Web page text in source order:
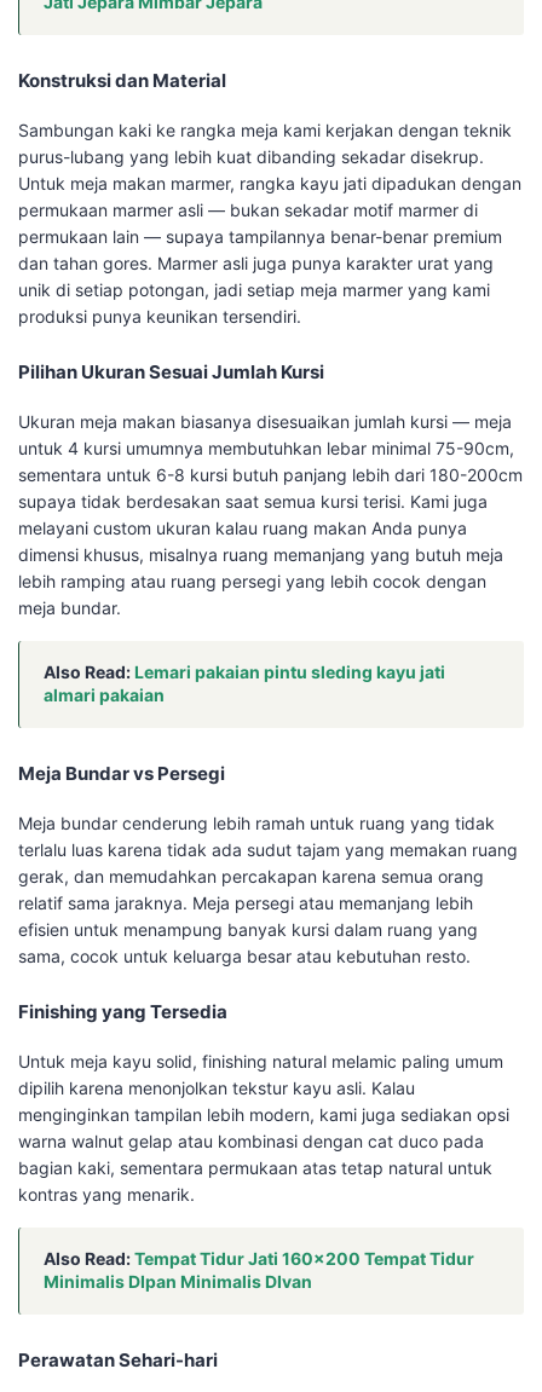
Konstruksi dan Material
Sambungan kaki ke rangka meja kami kerjakan dengan teknik
purus-lubang yang lebih kuat dibanding sekadar disekrup.
Untuk meja makan marmer, rangka kayu jati dipadukan dengan
permukaan marmer asli — bukan sekadar motif marmer di
permukaan lain — supaya tampilannya benar-benar premium
dan tahan gores. Marmer asli juga punya karakter urat yang
unik di setiap potongan, jadi setiap meja marmer yang kami
produksi punya keunikan tersendiri.
Pilihan Ukuran Sesuai Jumlah Kursi
Ukuran meja makan biasanya disesuaikan jumlah kursi — meja
untuk 4 kursi umumnya membutuhkan lebar minimal 75-90cm,
sementara untuk 6-8 kursi butuh panjang lebih dari 180-200cm
supaya tidak berdesakan saat semua kursi terisi. Kami juga
melayani custom ukuran kalau ruang makan Anda punya
dimensi khusus, misalnya ruang memanjang yang butuh meja
lebih ramping atau ruang persegi yang lebih cocok dengan
meja bundar.
Also Read:Lemari pakaian pintu sleding kayu jati
almari pakaian
Meja Bundar vs Persegi
Meja bundar cenderung lebih ramah untuk ruang yang tidak
terlalu luas karena tidak ada sudut tajam yang memakan ruang
gerak, dan memudahkan percakapan karena semua orang
relatif sama jaraknya. Meja persegi atau memanjang lebih
efisien untuk menampung banyak kursi dalam ruang yang
sama, cocok untuk keluarga besar atau kebutuhan resto.
Finishing yang Tersedia
Untuk meja kayu solid, finishing natural melamic paling umum
dipilih karena menonjolkan tekstur kayu asli. Kalau
menginginkan tampilan lebih modern, kami juga sediakan opsi
warna walnut gelap atau kombinasi dengan cat duco pada
bagian kaki, sementara permukaan atas tetap natural untuk
kontras yang menarik.
Also Read:Tempat Tidur Jati 160×200 Tempat Tidur
Minimalis DIpan Minimalis DIvan
Perawatan Sehari-hari